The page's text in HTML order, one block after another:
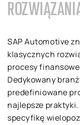
SAP Automotive
klasycznych
procesy
Dedykowany
predefiniowane
najlepsze
specyfikę